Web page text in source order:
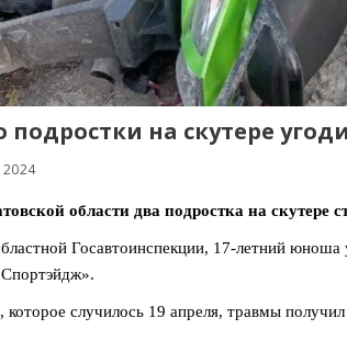
подростки на скутере
области два подростка на скутере
Госавтоинспекции, 17-летний юноша
которое случилось 19 апреля, травмы